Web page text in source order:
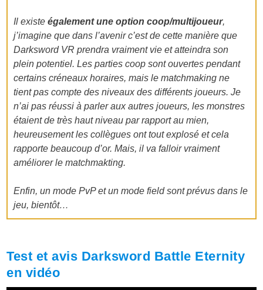
Il existeégalement une option coop/multijoueur,
j’imagine que dans l’avenir c’est de cette manière que
Darksword VR prendra vraiment vie et atteindra son
plein potentiel. Les parties coop sont ouvertes pendant
certains créneaux horaires, mais le matchmaking ne
tient pas compte des niveaux des différents joueurs. Je
n’ai pas réussi à parler aux autres joueurs, les monstres
étaient de très haut niveau par rapport au mien,
heureusement les collègues ont tout explosé et cela
rapporte beaucoup d’or. Mais, il va falloir vraiment
améliorer le matchmakting.
Enfin, un mode PvP et un mode field sont prévus dans le
jeu, bientôt…
Test et avis Darksword Battle Eternity
en vidéo